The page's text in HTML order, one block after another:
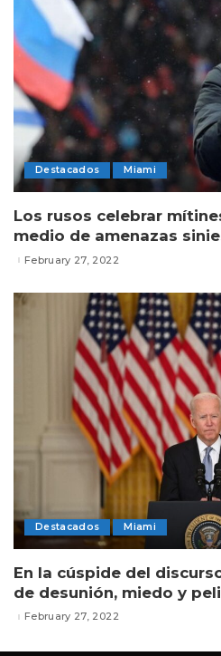
Destacados Miami
Los rusos celebrar
medio de amenazas
February 27, 2022
Destacados Miami
En la cúspide del
de desunión, miedo y
February 27, 2022